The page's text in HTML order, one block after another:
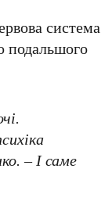
система
подальшого
– І саме